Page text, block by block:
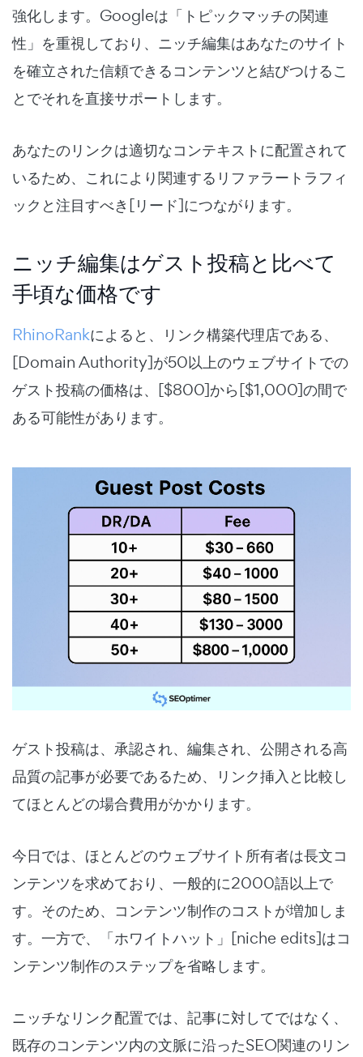
強化します。Googleは「トピックマッチの関連
性」を重視しており、ニッチ編集はあなたのサイト
を確立された信頼できるコンテンツと結びつけるこ
とでそれを直接サポートします。
あなたのリンクは適切なコンテキストに配置されて
いるため、これにより関連するリファラートラフィ
ックと注目すべき[リード]につながります。
ニッチ編集はゲスト投稿と比べて
手頃な価格です
RhinoRankによると、リンク構築代理店である、
[Domain Authority]が50以上のウェブサイトでの
ゲスト投稿の価格は、[$800]から[$1,000]の間で
ある可能性があります。
ゲスト投稿は、承認され、編集され、公開される高
品質の記事が必要であるため、リンク挿入と比較し
てほとんどの場合費用がかかります。
今日では、ほとんどのウェブサイト所有者は長文コ
ンテンツを求めており、一般的に2000語以上で
す。そのため、コンテンツ制作のコストが増加しま
す。一方で、「ホワイトハット」[niche edits]はコ
ンテンツ制作のステップを省略します。
ニッチなリンク配置では、記事に対してではなく、
既存のコンテンツ内の文脈に沿ったSEO関連のリン